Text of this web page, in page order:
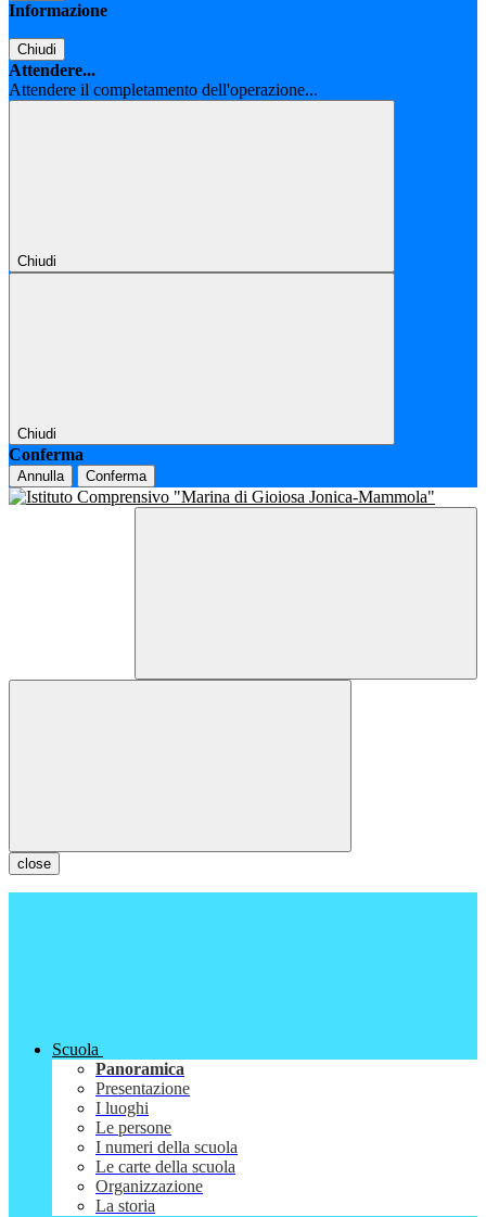
Informazione
Chiudi
Attendere...
Attendere il completamento dell'operazione...
Chiudi
Chiudi
Conferma
Annulla Conferma
close
Scuola
Panoramica
Presentazione
I luoghi
Le persone
I numeri della scuola
Le carte della scuola
Organizzazione
La storia